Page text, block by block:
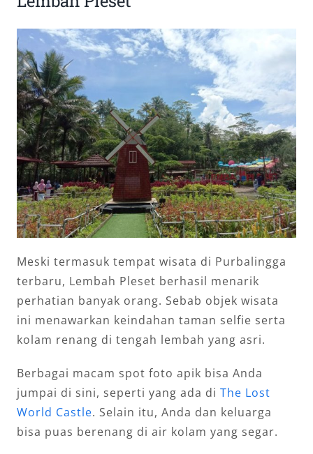
Meski termasuk tempat wisata di Purbalingga
terbaru, Lembah Pleset berhasil menarik
perhatian banyak orang. Sebab objek wisata
ini menawarkan keindahan taman selfie serta
kolam renang di tengah lembah yang asri.
Berbagai macam spot foto apik bisa Anda
jumpai di sini, seperti yang ada di The Lost
World Castle. Selain itu, Anda dan keluarga
bisa puas berenang di air kolam yang segar.